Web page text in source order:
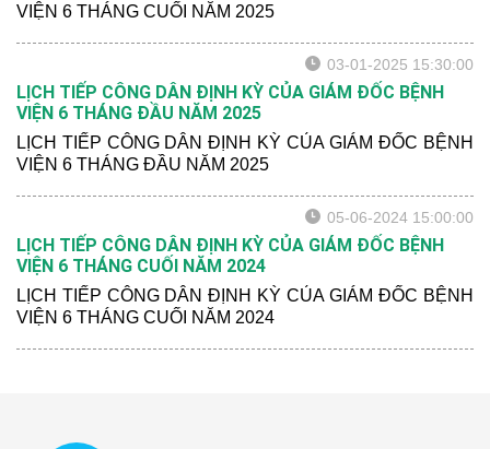
VIỆN 6 THÁNG CUỐI NĂM 2025
03-01-2025 15:30:00
LỊCH TIẾP CÔNG DÂN ĐỊNH KỲ CỦA GIÁM ĐỐC BỆNH
VIỆN 6 THÁNG ĐẦU NĂM 2025
LỊCH TIẾP CÔNG DÂN ĐỊNH KỲ CỦA GIÁM ĐỐC BỆNH
VIỆN 6 THÁNG ĐẦU NĂM 2025
05-06-2024 15:00:00
LỊCH TIẾP CÔNG DÂN ĐỊNH KỲ CỦA GIÁM ĐỐC BỆNH
VIỆN 6 THÁNG CUỐI NĂM 2024
LỊCH TIẾP CÔNG DÂN ĐỊNH KỲ CỦA GIÁM ĐỐC BỆNH
VIỆN 6 THÁNG CUỐI NĂM 2024